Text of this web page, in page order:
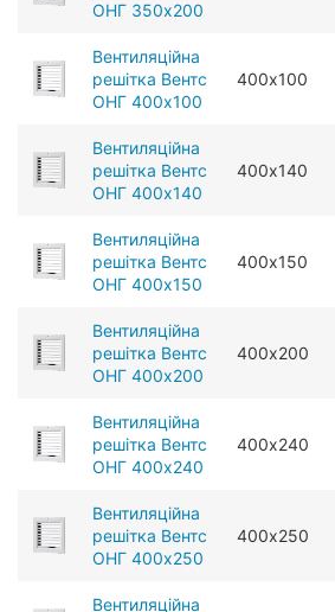
ОНГ 350х200
Вентиляційна
решітка Вентс
ОНГ 400х100
400х100
Вентиляційна
решітка Вентс
ОНГ 400х140
400х140
Вентиляційна
решітка Вентс
ОНГ 400х150
400х150
Вентиляційна
решітка Вентс
ОНГ 400х200
400х200
Вентиляційна
решітка Вентс
ОНГ 400х240
400х240
Вентиляційна
решітка Вентс
ОНГ 400х250
400х250
Вентиляційна